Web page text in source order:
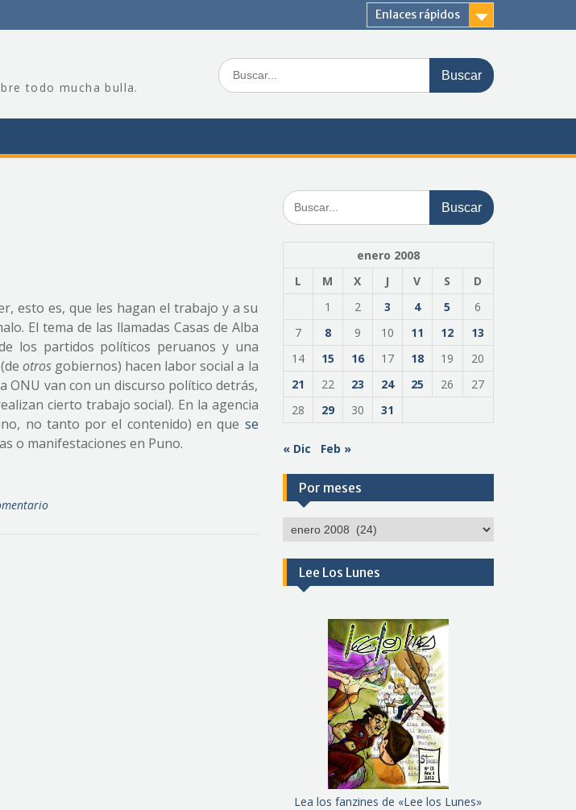
Enlaces rápidos
todo mucha bulla.
Buscar:
esto es, que les hagan el trabajo y a su
El tema de las llamadas Casas de Alba
los partidos políticos peruanos y una
otrosgobiernos) hacen labor social a la
ONU van con un discurso político detrás,
cierto trabajo social). En la agencia
no tanto por el contenido) en que se
o manifestaciones en Puno.
Buscar:
enero 2008
L
M X J V S
D
1
2 3 4 5
6
7
8 9 10 11 12
13
14
15 16 17 18 19
20
21
22 23 24 25 26
27
28
29 30 31
« Dic Feb »
Por meses
Por
Lee Los Lunes
Lea los fanzines de «Lee los Lunes»